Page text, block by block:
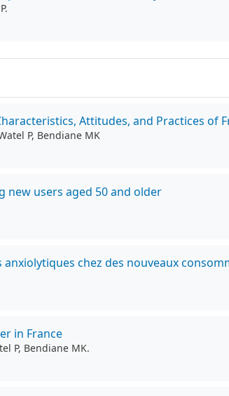
Attitudes, and Practices of
P, Bendiane MK
new users aged 50 and older
chez des nouveaux
in France
P, Bendiane MK.